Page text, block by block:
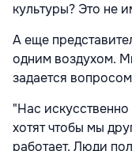
культуры? Это не
А еще
одним воздухом.
задается
"Нас
хотят чтобы мы
работает. Люди